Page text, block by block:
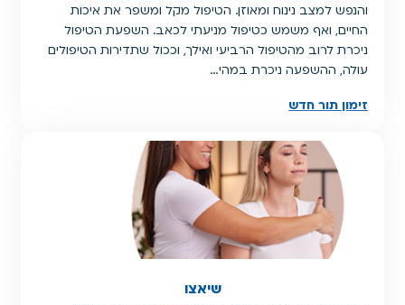
והנפש למצב נינוח ומאוזן. הטיפול מקל ומשפר את איכות
החיים, ואף משמש כטיפול מניעתי לכאב. השפעת הטיפול
ניכרת לרוב מהטיפול הרביעי ואילך, וככול שתדירות הטיפולים
עולה, ההשפעה ניכרת במהי…
זימון תור חדש
שיאצו